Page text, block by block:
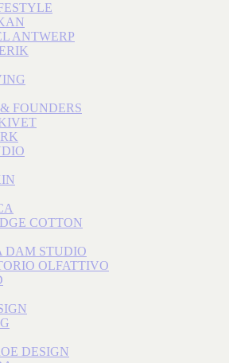
ANTWERP
FOUNDERS
COTTON
DAM STUDIO
OLFATTIVO
DESIGN